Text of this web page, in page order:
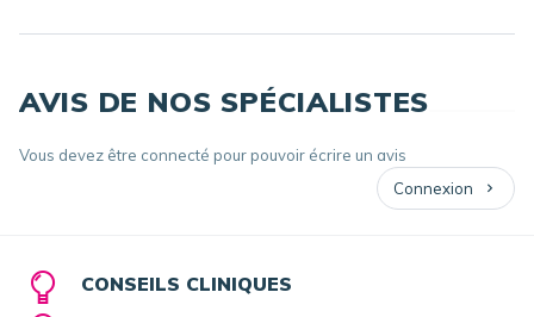
AVIS DE NOS SPÉCIALISTES
Vous devez être connecté pour pouvoir écrire un avis
Connexion
CONSEILS CLINIQUES